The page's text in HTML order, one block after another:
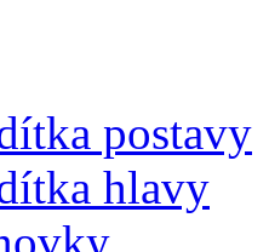
postavy
hlavy